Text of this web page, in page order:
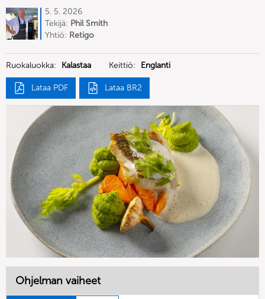
5. 5. 2026
Tekijä: Phil Smith
Yhtiö: Retigo
Ruokaluokka: Kalastaa Keittiö: Englanti
Lataa PDF Lataa BR2
Ohjelman vaiheet